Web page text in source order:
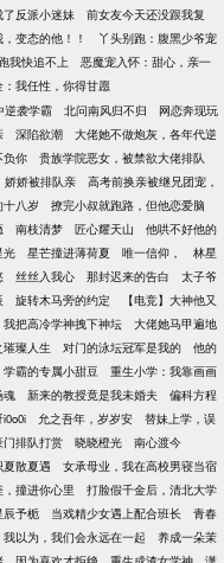
了反派小迷妹
前女友今天还没跟我复
变态的他！！
丫头别跑：腹黑少爷宠
我快追不上
恶魔宠入怀：甜心，亲一
：我任性，你得甘愿
逆袭学霸 北问南风归不归
网恋奔现玩
深陷欲潮
大佬她不做炮灰，各年代逆
负你
贵族学院恶女，被禁欲大佬排队
娇娇被排队亲
高考前换亲被继兄团宠，
八岁
撩完小叔就跑路，但他恋爱脑
南枝清梦 匠心耀天山
他哄不好他的
光 星芒撞进薄荷夏 唯一信仰，
林星
丝丝入我心 那封迟来的告白
太子爷
旋转木马旁的约定
【电竞】大神他又
我把高冷学神拽下神坛
大佬她马甲遍地
璨人生 对门的泳坛冠军是我的
他的
学霸的专属小甜豆
重生小学：我靠画画
魂 新来的教授竟是我未婚夫
偏科方程
允之吾年，岁岁安
替妹上学，误
门排队打赏 晓晓橙光
南心渡今
夏散夏遇
女承母业，我在高校男寝当宿
撞进你心里
打脸假千金后，清北大学
辰予栀 当戏精少女遇上配合班长
青春
我以为，我们会永远在一起
养成一朵茉